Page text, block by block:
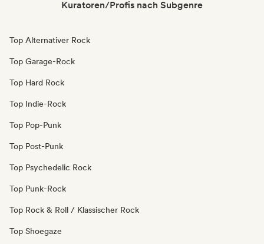
Kuratoren/Profis nach Subgenre
Top Alternativer Rock
Top Garage-Rock
Top Hard Rock
Top Indie-Rock
Top Pop-Punk
Top Post-Punk
Top Psychedelic Rock
Top Punk-Rock
Top Rock & Roll / Klassischer Rock
Top Shoegaze